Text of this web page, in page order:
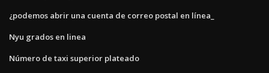
¿podemos abrir una cuenta de correo postal en línea_
Nyu grados en linea
Número de taxi superior plateado